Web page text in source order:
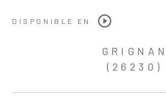
DISPONIBLE EN
GRIGNAN
(26230)